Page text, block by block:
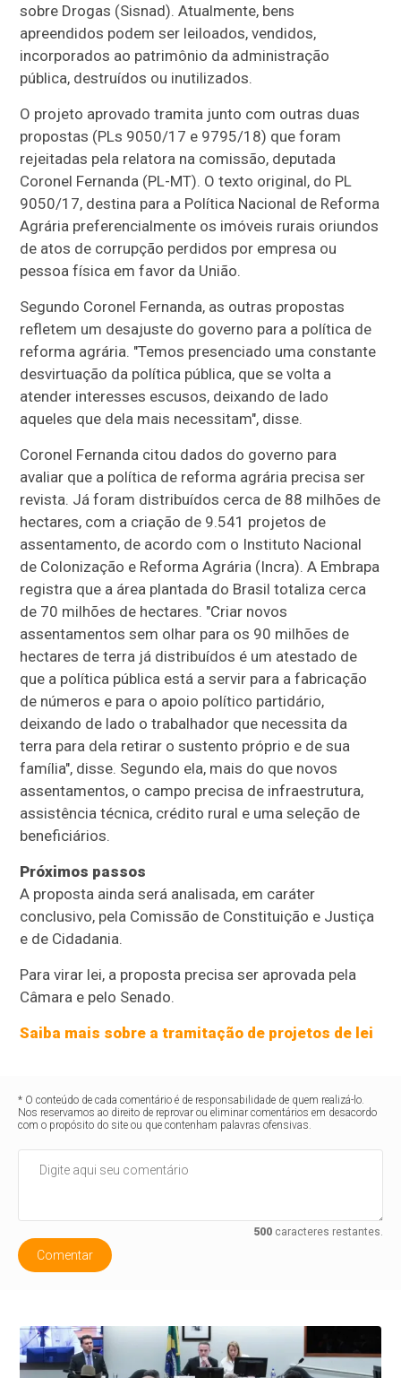
sobre Drogas (Sisnad). Atualmente, bens
apreendidos podem ser leiloados, vendidos,
incorporados ao patrimônio da administração
pública, destruídos ou inutilizados.
O projeto aprovado tramita junto com outras duas
propostas (PLs 9050/17 e 9795/18) que foram
rejeitadas pela relatora na comissão, deputada
Coronel Fernanda (PL-MT). O texto original, do PL
9050/17, destina para a Política Nacional de Reforma
Agrária preferencialmente os imóveis rurais oriundos
de atos de corrupção perdidos por empresa ou
pessoa física em favor da União.
Segundo Coronel Fernanda, as outras propostas
refletem um desajuste do governo para a política de
reforma agrária. "Temos presenciado uma constante
desvirtuação da política pública, que se volta a
atender interesses escusos, deixando de lado
aqueles que dela mais necessitam", disse.
Coronel Fernanda citou dados do governo para
avaliar que a política de reforma agrária precisa ser
revista. Já foram distribuídos cerca de 88 milhões de
hectares, com a criação de 9.541 projetos de
assentamento, de acordo com o Instituto Nacional
de Colonização e Reforma Agrária (Incra). A Embrapa
registra que a área plantada do Brasil totaliza cerca
de 70 milhões de hectares. "Criar novos
assentamentos sem olhar para os 90 milhões de
hectares de terra já distribuídos é um atestado de
que a política pública está a servir para a fabricação
de números e para o apoio político partidário,
deixando de lado o trabalhador que necessita da
terra para dela retirar o sustento próprio e de sua
família", disse. Segundo ela, mais do que novos
assentamentos, o campo precisa de infraestrutura,
assistência técnica, crédito rural e uma seleção de
beneficiários.
Próximos passos
A proposta ainda será analisada, em caráter
conclusivo, pela Comissão de Constituição e Justiça
e de Cidadania.
Para virar lei, a proposta precisa ser aprovada pela
Câmara e pelo Senado.
Saiba mais sobre a tramitação de projetos de lei
* O conteúdo de cada comentário é de responsabilidade de quem realizá-lo.
Nos reservamos ao direito de reprovar ou eliminar comentários em desacordo
com o propósito do site ou que contenham palavras ofensivas.
500caracteres restantes.
Comentar